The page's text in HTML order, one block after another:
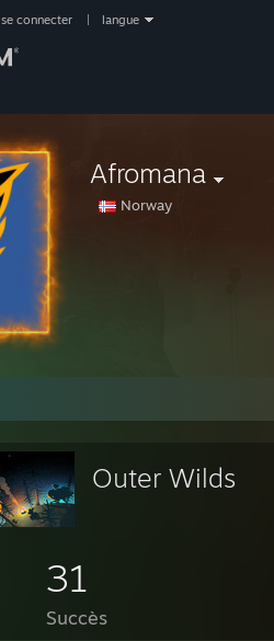
se connecter langue
Afromana
Norway
Outer Wilds
31
Succès